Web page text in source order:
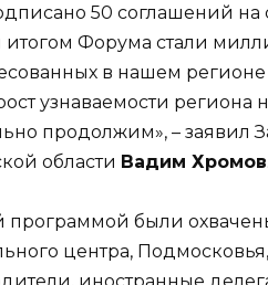
50 соглашений
итогом Форума стали
в нашем
узнаваемости
продолжим», – заявил
области Вадим Хромов
были
центра,